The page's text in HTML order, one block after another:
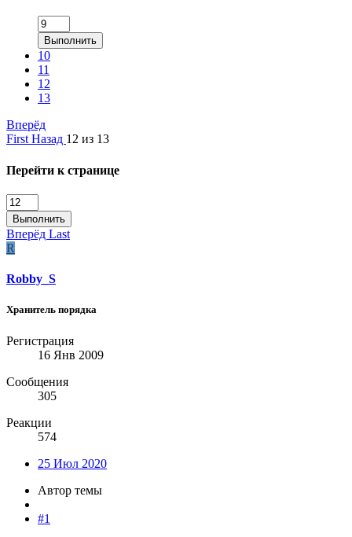
Выполнить
10
11
12
13
Вперёд
First Назад 12 из 13
Перейти к странице
Выполнить
Вперёд Last
R
Robby_S
Хранитель порядка
Регистрация
16 Янв 2009
Сообщения
305
Реакции
574
25 Июл 2020
Автор темы
#1